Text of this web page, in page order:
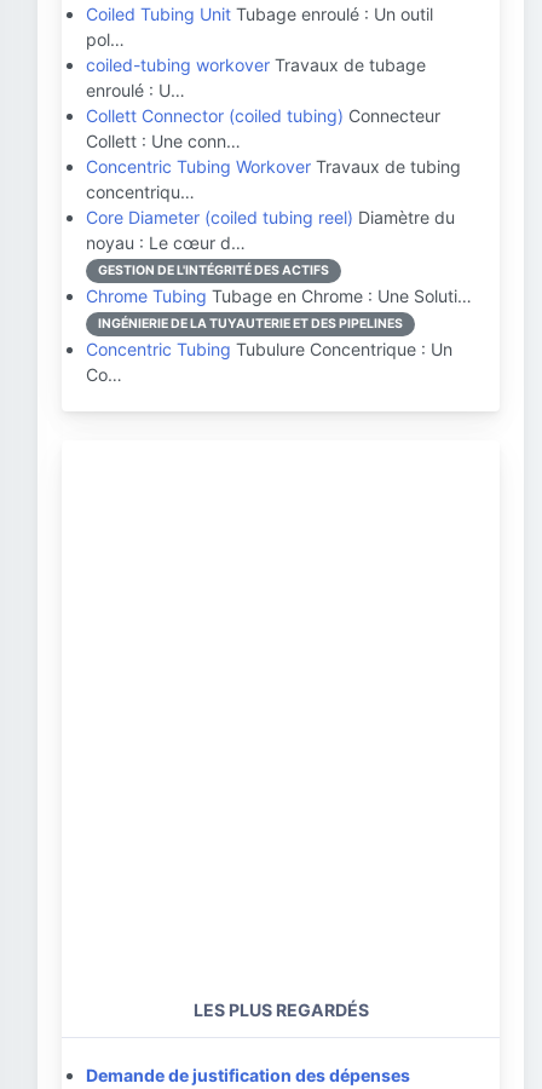
Coiled Tubing Unit Tubage enroulé : Un outil
pol…
coiled-tubing workover Travaux de tubage
enroulé : U…
Collett Connector (coiled tubing) Connecteur
Collett : Une conn…
Concentric Tubing Workover Travaux de tubing
concentriqu…
Core Diameter (coiled tubing reel) Diamètre du
noyau : Le cœur d…
GESTION DE L'INTÉGRITÉ DES ACTIFS
Chrome Tubing Tubage en Chrome : Une Soluti…
INGÉNIERIE DE LA TUYAUTERIE ET DES PIPELINES
Concentric Tubing Tubulure Concentrique : Un
Co…
LES PLUS REGARDÉS
Demande de justification des dépenses